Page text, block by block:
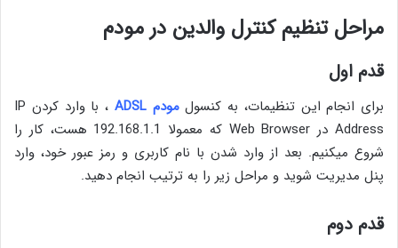
مراحل تنظیم کنترل والدین در مودم‌
قدم اول
برای انجام این تنظیمات، به کنسولمودم ADSL
، با وارد کردن IP
Address در Web Browser که معمولا 192.168.1.1 هست، کار را
شروع می‎کنیم. بعد از وارد شدن با نام کاربری و رمز عبور خود، وارد
پنل مدیریت شوید و مراحل زیر را به ترتیب انجام دهید.
قدم دوم